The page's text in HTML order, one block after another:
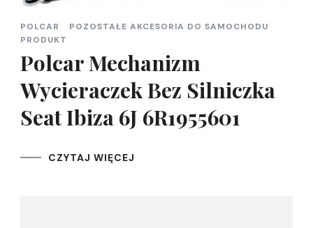
POLCAR
POZOSTAŁE AKCESORIA DO SAMOCHODU
PRODUKT
Polcar Mechanizm
Wycieraczek Bez Silniczka
Seat Ibiza 6J 6R1955601
CZYTAJ WIĘCEJ